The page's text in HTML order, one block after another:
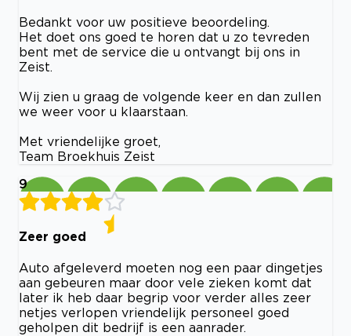
Bedankt voor uw positieve beoordeling.
Het doet ons goed te horen dat u zo tevreden
bent met de service die u ontvangt bij ons in
Zeist.
Wij zien u graag de volgende keer en dan zullen
we weer voor u klaarstaan.
Met vriendelijke groet,
Team Broekhuis Zeist
9
Zeer goed
Auto afgeleverd moeten nog een paar dingetjes
aan gebeuren maar door vele zieken komt dat
later ik heb daar begrip voor verder alles zeer
netjes verlopen vriendelijk personeel goed
geholpen dit bedrijf is een aanrader.